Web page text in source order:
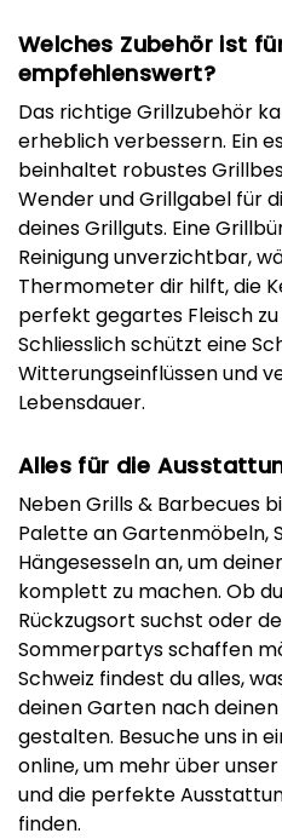
Welches Zubehör ist
empfehlenswert?
Das richtige Grillzubehör
erheblich verbessern. Ein
beinhaltet robustes
Wender und Grillgabel für
deines Grillguts. Eine
Reinigung unverzichtbar,
Thermometer dir hilft, die
perfekt gegartes Fleisch
Schliesslich schützt eine
Witterungseinflüssen und
Lebensdauer.
Alles für die
Neben Grills & Barbecues
Palette an Gartenmöbeln,
Hängesesseln an, um
komplett zu machen. Ob
Rückzugsort suchst oder
Sommerpartys schaffen
Schweiz findest du alles,
deinen Garten nach
gestalten. Besuche uns in
online, um mehr über
und die perfekte
finden.